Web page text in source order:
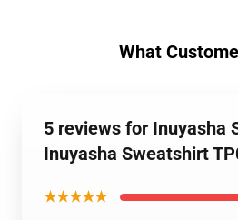
What
5 reviews for Inuyasha
Inuyasha Sweatshirt
★★★★★